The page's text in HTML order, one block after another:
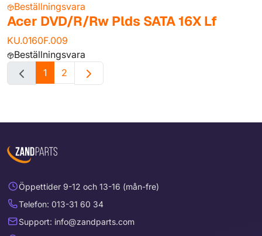
Beställningsvara
Acer DVD/R/Rw Plds SATA 16X Lf
KU.0160F.009
Beställningsvara
1
2
Öppettider 9-12 och 13-16 (mån-fre)
Telefon: 013-31 60 34
Support: info@zandparts.com